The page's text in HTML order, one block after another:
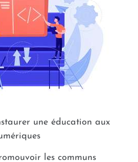
une éducation aux
les communs